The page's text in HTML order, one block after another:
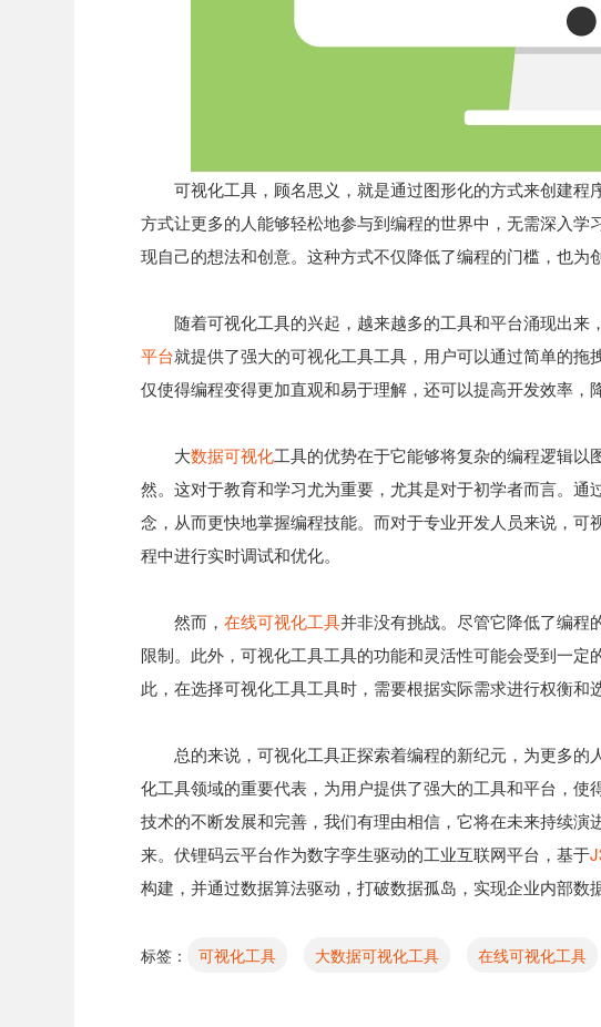
可视化工具，顾名思义，就是通过图形化的方式来创建
方式让更多的人能够轻松地参与到编程的世界中，无需深入
现自己的想法和创意。这种方式不仅降低了编程的门槛，也为
随着可视化工具的兴起，越来越多的工具和平台涌现出
平台就提供了强大的可视化工具工具，用户可以通过简单的
仅使得编程变得更加直观和易于理解，还可以提高开发效率，
大数据可视化工具的优势在于它能够将复杂的编程逻辑以
然。这对于教育和学习尤为重要，尤其是对于初学者而言。
念，从而更快地掌握编程技能。而对于专业开发人员来说，
程中进行实时调试和优化。
然而，在线可视化工具并非没有挑战。尽管它降低了编程
限制。此外，可视化工具工具的功能和灵活性可能会受到一
此，在选择可视化工具工具时，需要根据实际需求进行权衡和选
总的来说，可视化工具正探索着编程的新纪元，为更多
化工具领域的重要代表，为用户提供了强大的工具和平台，
技术的不断发展和完善，我们有理由相信，它将在未来持续
来。伏锂码云平台作为数字孪生驱动的工业互联网平台，基于
构建，并通过数据算法驱动，打破数据孤岛，实现企业内部数
标签： 可视化工具 大数据可视化工具 在线可视化工具